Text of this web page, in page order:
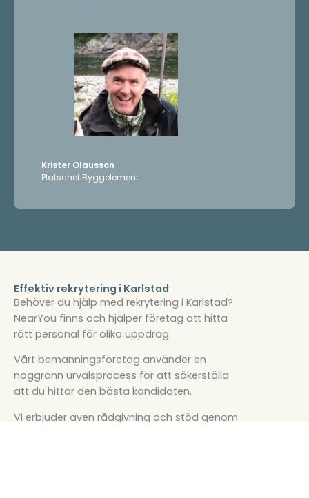
Krister Olausson
Platschef Byggelement
Effektiv rekrytering i Karlstad
Behöver du hjälp med rekrytering i Karlstad?
NearYou finns och hjälper företag att hitta
rätt personal för olika uppdrag.
Vårt bemanningsföretag använder en
noggrann urvalsprocess för att säkerställa
att du hittar den bästa kandidaten.
Vi erbjuder även rådgivning och stöd genom